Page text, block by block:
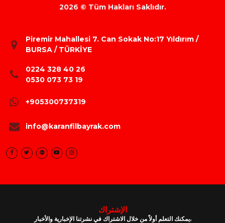
2026 © Tüm Hakları Saklıdır.
Piremir Mahallesi 7. Can Sokak No:17 Yıldırım /
BURSA / TÜRKİYE
0224 328 40 26
0530 073 73 19
+905300737319
info@karanfilbayrak.com
الإشتراك
يمكنك التعلم أولاً من خلال الاشتراك في نشرتنا الإخبارية والأخبار.